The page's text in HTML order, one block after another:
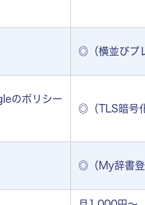
◎（横並びプ
のポリシー
◎（TLS暗号
◎（My辞書登